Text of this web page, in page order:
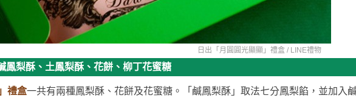
日出「月圓圓光顯顯」禮盒 / LINE禮物
鳳梨酥、土鳳梨酥、花餅、柳丁花蜜糖
禮盒一共有兩種鳳梨酥、花餅及花蜜糖。「鹹鳳梨酥」取法七分鳳梨餡，並加入